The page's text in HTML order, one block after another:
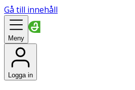
Gå till innehåll
Meny
Logga in